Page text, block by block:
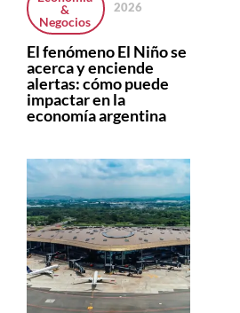
&
Negocios
2026
El fenómeno El Niño se
acerca y enciende
alertas: cómo puede
impactar en la
economía argentina